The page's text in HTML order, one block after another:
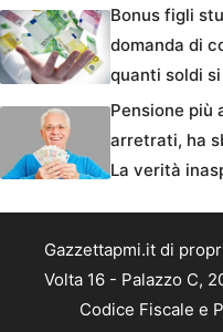
Bonus figli
domanda di
quanti soldi
Pensione più
arretrati, ha
La verità
Gazzettapmi.it di
Volta 16 - Palazzo C,
Codice Fiscale e